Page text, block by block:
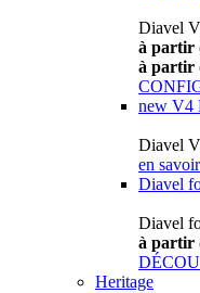
Diavel
à partir
à partir
new V4
Diavel
en
Diavel
Diavel
à partir
Heritage